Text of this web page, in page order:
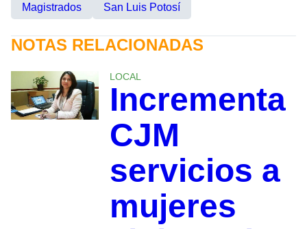
Magistrados San Luis Potosí
NOTAS RELACIONADAS
LOCAL
Incrementa
CJM
servicios a
mujeres